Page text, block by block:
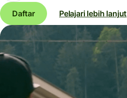
Daftar Pelajari lebih lanjut